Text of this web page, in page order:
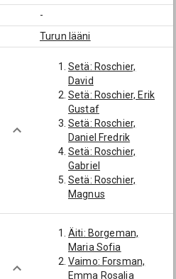
-
Turun lääni
Setä: Roschier,
David
Setä: Roschier, Erik
Gustaf
Setä: Roschier,
Daniel Fredrik
Setä: Roschier,
Gabriel
Setä: Roschier,
Magnus
Isä: Karl Wilhelm
Roschier
Serkku: Roschier,
Äiti: Borgeman,
Maria Sofia
Vaimo: Forsman,
Emma Rosalia